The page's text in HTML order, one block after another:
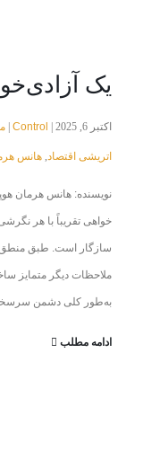
یک
اکتبر 6, 2025 | Control
اتریشی اقتصاد , هانس
خواهی تقریباً با هر
سازگار است. طبق منطق،
ملاحظات دیگر متمایز
به‌طور کلی دشمن
ادامه مطلب